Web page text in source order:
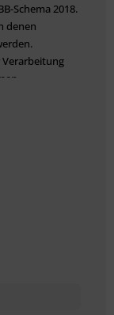
Schema 2018.
denen
Verarbeitung